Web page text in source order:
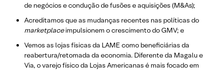
de negócios e condução de fusões e aquisições (M&As);
Acreditamos que as mudanças recentes nas políticas do
marketplaceimpulsionem o crescimento do GMV; e
Vemos as lojas físicas da LAME como beneficiárias da
reabertura/retomada da economia. Diferente da Magalu e
Via, o varejo físico da Lojas Americanas é mais focado em